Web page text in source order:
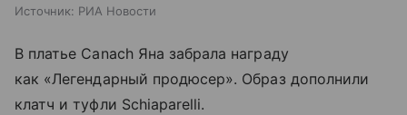
Источник: РИА Новости
В платье Canach Яна забрала награду
как «Легендарный продюсер». Образ дополнили
клатч и туфли Schiaparelli.